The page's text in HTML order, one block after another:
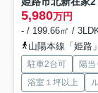
5,980万円
- / 199.66㎡ /
山陽本線「姫路
駐車2台可 陽当
浴室１坪以上